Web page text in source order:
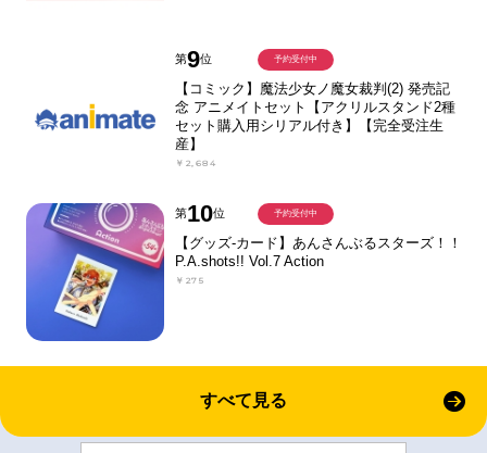
第9位
【コミック】魔法少女ノ魔女裁判(2) 発売記
念 アニメイトセット【アクリルスタンド2種
セット購入用シリアル付き】【完全受注生
産】
￥2,684
予約受付中
第10位
【グッズ-カード】あんさんぶるスターズ！！
P.A.shots!! Vol.7 Action
￥275
予約受付中
すべて見る